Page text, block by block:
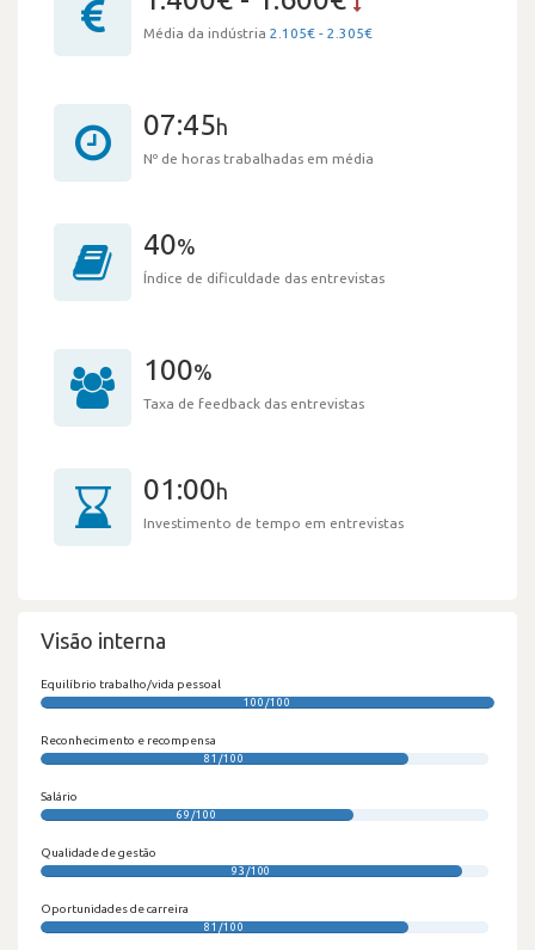
Média da indústria 2.105€ - 2.305€
07:45h
Nº de horas trabalhadas em média
40%
Índice de dificuldade das entrevistas
100%
Taxa de feedback das entrevistas
01:00h
Investimento de tempo em entrevistas
Visão interna
Equilíbrio trabalho/vida pessoal
100/100
Reconhecimento e recompensa
81/100
Salário
69/100
Qualidade de gestão
93/100
Oportunidades de carreira
81/100